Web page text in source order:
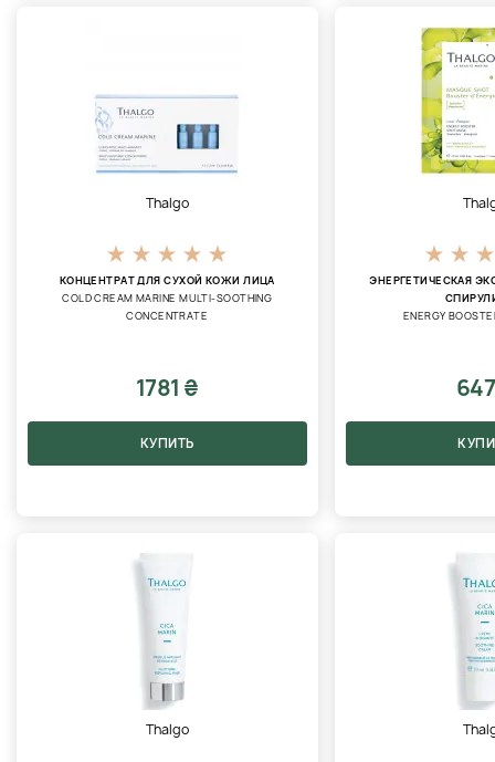
Thalgo
КОНЦЕНТРАТ ДЛЯ СУХОЙ КОЖИ ЛИЦА
COLD CREAM MARINE MULTI-SOOTHING
CONCENTRATE
1781 ₴
КУПИТЬ
ЭНЕРГЕТИЧЕСКАЯ
ENERGY
Thalgo